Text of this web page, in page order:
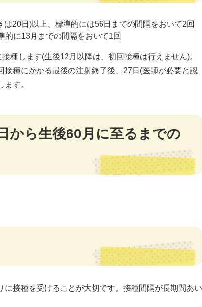
20日)以上、標準的には56日までの間隔をおいて2回
的に13月までの間隔をおいて1回
種します(生後12月以降は、初回接種は行えません)。
種にかかる最後の注射終了後、27日(医師が必要と認
す。
から生後60月に至るまでの
接種を受けることが大切です。接種間隔が長期間あい